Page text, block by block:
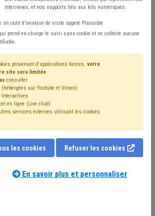
2019 - John ROBERT
concernant les registres de la
la loi du 19 juillet 1991
de la population, aux cartes
d’étranger et aux documents de
que toute déclaration d’inscription -
tout changement dans les
- des citoyens sur le territoire
doit faire l’objet d’une enquête de
interviews, et nos supports liés aux kits numériques.
un outil d'analyse de visite appelé Plausible
prend en charge le suivi sans cookie et ne collecte aucune
provenant d'applications tierces, votre
site sera limitée.
consulter
(hébergées sur Youtube et Vimeo)
interactives
en ligne (Live chat)
services externes utilisant les cookies
les cookies Refuser les cookies
En savoir plus et personnaliser